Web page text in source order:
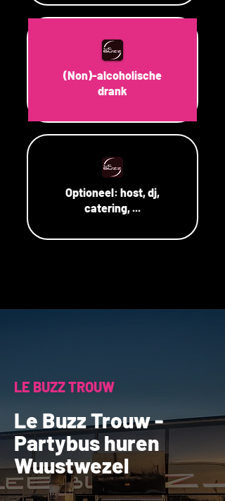
(Non)-alcoholische
drank
Optioneel: host, dj,
catering, ...
LE BUZZ TROUW
Le Buzz Trouw -
Partybus huren
Wuustwezel